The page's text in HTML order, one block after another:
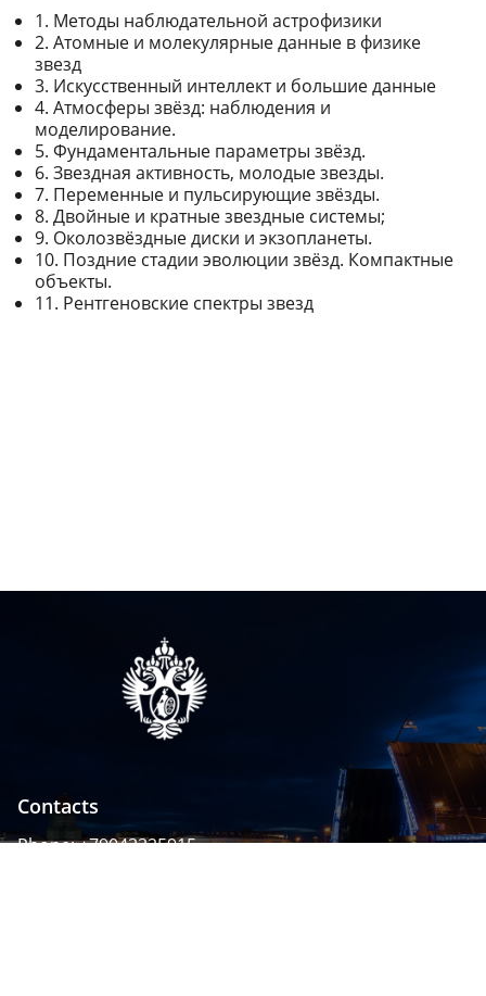
1. Методы наблюдательной астрофизики
2. Атомные и молекулярные данные в физике
звезд
3. Искусственный интеллект и большие данные
4. Атмосферы звёзд: наблюдения и
моделирование.
5. Фундаментальные параметры звёзд.
6. Звездная активность, молодые звезды.
7. Переменные и пульсирующие звёзды.
8. Двойные и кратные звездные системы;
9. Околозвёздные диски и экзопланеты.
10. Поздние стадии эволюции звёзд. Компактные
объекты.
11. Рентгеновские спектры звезд
Contacts
Phone:+79043325915